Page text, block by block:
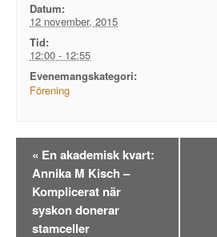
Datum:
12 november, 2015
Tid:
12:00 - 12:55
Evenemangskategori:
Förening
Evenemangsnavigation
« En akademisk kvart:
Annika M Kisch –
Komplicerat när
syskon donerar
stamceller